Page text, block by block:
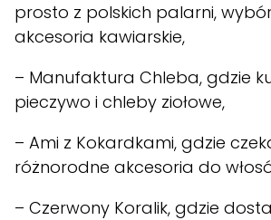
prosto z polskich palarni,
akcesoria kawiarskie,
– Manufaktura Chleba, gdzie
pieczywo i chleby ziołowe,
– Ami z Kokardkami, gdzie
różnorodne akcesoria do
– Czerwony Koralik, gdzie